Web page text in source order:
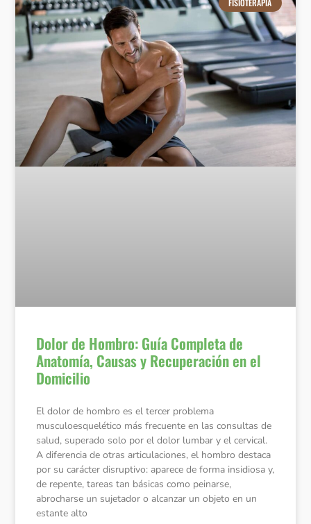
Dolor de Hombro: Guía Completa de
Anatomía, Causas y Recuperación en el
Domicilio
El dolor de hombro es el tercer problema
musculoesquelético más frecuente en las consultas de
salud, superado solo por el dolor lumbar y el cervical.
A diferencia de otras articulaciones, el hombro destaca
por su carácter disruptivo: aparece de forma insidiosa y,
de repente, tareas tan básicas como peinarse,
abrocharse un sujetador o alcanzar un objeto en un
estante alto